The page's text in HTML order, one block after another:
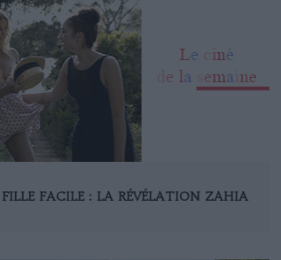
FACILE : LA RÉVÉLATION ZAHIA